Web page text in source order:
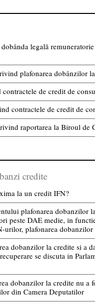
legală
plafonarea dobânzilor
de credit de
contractele de credit de
raportarea la Biroul de
credite
la un credit IFN?
plafonarea dobanzilor
peste DAE medie, in
urilor, plafonarea dobanzilor
dobanzilor la credite si a
se discuta in
dobanzilor la credite nu a
din Camera Deputatilor